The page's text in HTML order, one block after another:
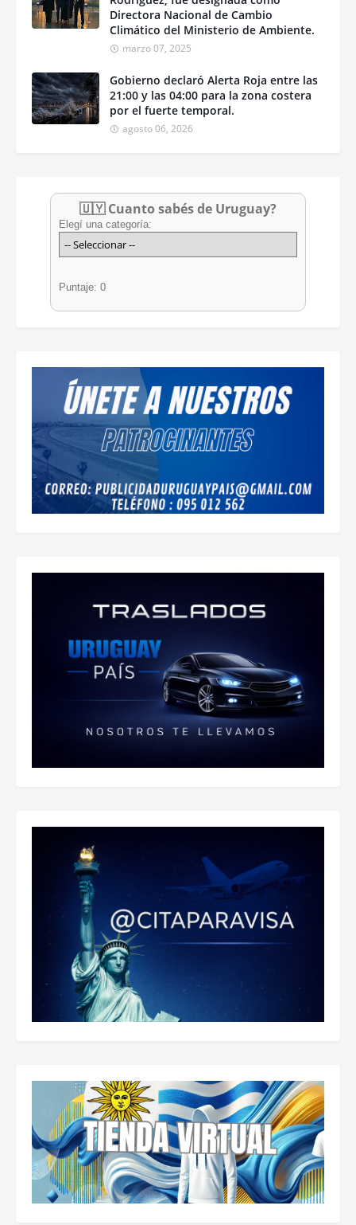
Directora Nacional de Cambio
Climático del Ministerio de Ambiente.
marzo 07, 2025
Gobierno declaró Alerta Roja entre las
21:00 y las 04:00 para la zona costera
por el fuerte temporal.
agosto 06, 2026
🇺🇾 Cuanto sabés de Uruguay?
Elegí una categoría:
Puntaje: 0